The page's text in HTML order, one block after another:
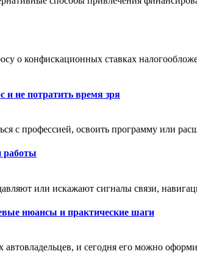
о конфискационных ставках
и не потратить время зря
с профессией, освоить программу или
работы
или искажают сигналы связи,
нюансы и практические шаги
и сегодня его можно